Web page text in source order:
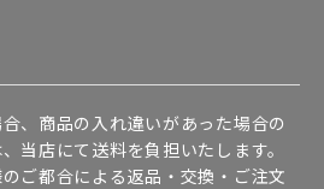
、商品の入れ違いがあった場合の
当店にて送料を負担いたします。
ご都合による返品・交換・ご注文